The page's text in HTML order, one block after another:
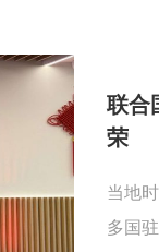
联合
荣
当地
多国